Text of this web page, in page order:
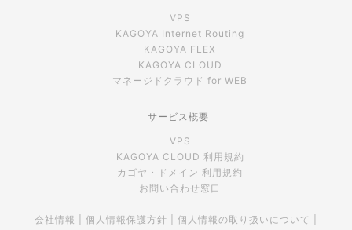
VPS
KAGOYA Internet Routing
KAGOYA FLEX
KAGOYA CLOUD
マネージドクラウド for WEB
サービス概要
VPS
KAGOYA CLOUD 利用規約
カゴヤ・ドメイン 利用規約
お問い合わせ窓口
会社情報 個人情報保護方針 個人情報の取り扱いについて